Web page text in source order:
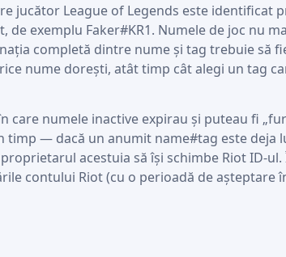
jucător League of Legends este identificat
de exemplu Faker#KR1. Numele de joc nu
completă dintre nume și tag trebuie să
nume dorești, atât timp cât alegi un tag
care numele inactive expirau și puteau fi
timp — dacă un anumit name#tag este deja
acestuia să își schimbe Riot ID-
contului Riot (cu o perioadă de așteptare